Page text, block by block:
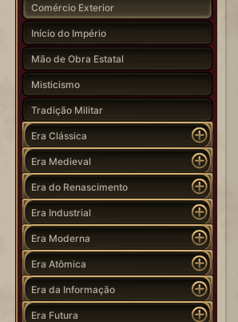
Comércio Exterior
Início do Império
Mão de Obra Estatal
Misticismo
Tradição Militar
Era Clássica
Era Medieval
Era do Renascimento
Era Industrial
Era Moderna
Era Atômica
Era da Informação
Era Futura